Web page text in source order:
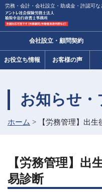
労務・会計・会社設立・助成金・許認可な
会社設立・顧問契約
お役立ち情報 お客様の声
お知らせ・
ホーム > 【労務管理】出
【労務管理】出
易診断